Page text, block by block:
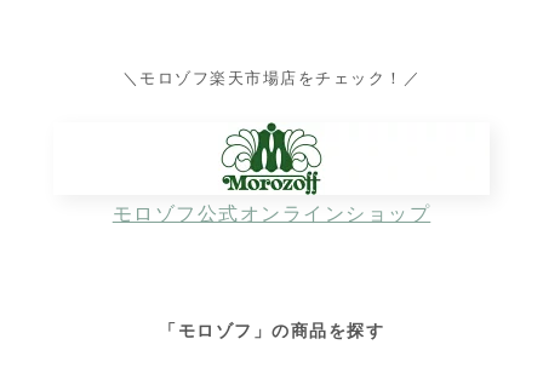
＼モロゾフ楽天市場店をチェック！／
モロゾフ公式オンラインショップ
「モロゾフ」の商品を探す